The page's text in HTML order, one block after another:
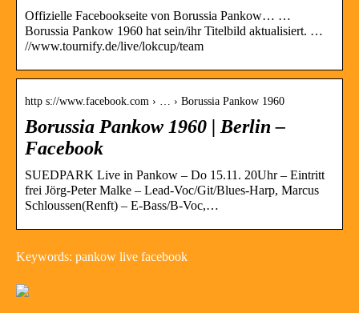
Offizielle Facebookseite von Borussia Pankow… …
Borussia Pankow 1960 hat sein/ihr Titelbild aktualisiert. …
//www.tournify.de/live/lokcup/team
http s://www.facebook.com › … › Borussia Pankow 1960
Borussia Pankow 1960 | Berlin –
Facebook
SUEDPARK Live in Pankow – Do 15.11. 20Uhr – Eintritt
frei Jörg-Peter Malke – Lead-Voc/Git/Blues-Harp, Marcus
Schloussen(Renft) – E-Bass/B-Voc,…
Keywords: pankow live facebook